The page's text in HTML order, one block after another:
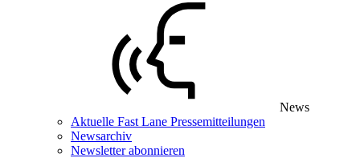
News
Aktuelle Fast Lane Pressemitteilungen
Newsarchiv
Newsletter abonnieren